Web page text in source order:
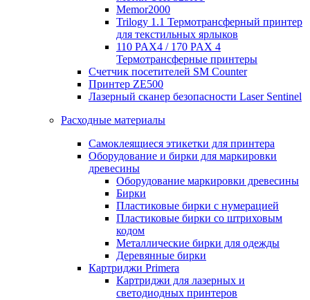
Memor2000
Trilogy 1.1 Термотрансферный принтер
для текстильных ярлыков
110 PAX4 / 170 PAX 4
Термотрансферные принтеры
Счетчик посетителей SM Counter
Принтер ZE500
Лазерный сканер безопасности Laser Sentinel
Расходные материалы
Самоклеящиеся этикетки для принтера
Оборудование и бирки для маркировки
древесины
Оборудование маркировки древесины
Бирки
Пластиковые бирки с нумерацией
Пластиковые бирки со штриховым
кодом
Металлические бирки для одежды
Деревянные бирки
Картриджи Primera
Картриджи для лазерных и
светодиодных принтеров